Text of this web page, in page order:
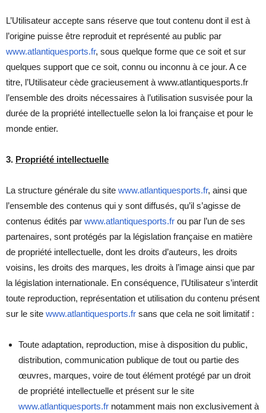
L’Utilisateur accepte sans réserve que tout contenu dont il est à
l’origine puisse être reproduit et représenté au public par
www.atlantiquesports.fr, sous quelque forme que ce soit et sur
quelques support que ce soit, connu ou inconnu à ce jour. A ce
titre, l’Utilisateur cède gracieusement à www.atlantiquesports.fr
l’ensemble des droits nécessaires à l’utilisation susvisée pour la
durée de la propriété intellectuelle selon la loi française et pour le
monde entier.
3. Propriété intellectuelle
La structure générale du site www.atlantiquesports.fr, ainsi que
l’ensemble des contenus qui y sont diffusés, qu’il s’agisse de
contenus édités par www.atlantiquesports.fr ou par l’un de ses
partenaires, sont protégés par la législation française en matière
de propriété intellectuelle, dont les droits d’auteurs, les droits
voisins, les droits des marques, les droits à l’image ainsi que par
la législation internationale. En conséquence, l’Utilisateur s’interdit
toute reproduction, représentation et utilisation du contenu présent
sur le site www.atlantiquesports.fr sans que cela ne soit limitatif :
Toute adaptation, reproduction, mise à disposition du public,
distribution, communication publique de tout ou partie des
œuvres, marques, voire de tout élément protégé par un droit
de propriété intellectuelle et présent sur le site
www.atlantiquesports.fr notamment mais non exclusivement à